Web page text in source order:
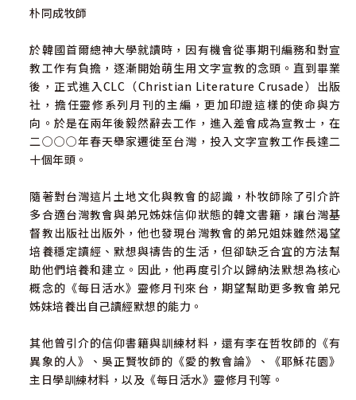
朴同成牧師
於韓國首爾總神大學就讀時，因有機會從事期刊編務和對宣
教工作有負擔，逐漸開始萌生用文字宣教的念頭。直到畢業
後，正式進入CLC（Christian Literature Crusade）出版
社，擔任靈修系列月刊的主編，更加印證這樣的使命與方
向。於是在兩年後毅然辭去工作，進入差會成為宣教士，在
二○○○年春天舉家遷徙至台灣，投入文字宣教工作長達二
十個年頭。
隨著對台灣這片土地文化與教會的認識，朴牧師除了引介許
多合適台灣教會與弟兄姊妹信仰狀態的韓文書籍，讓台灣基
督教出版社出版外，他也發現台灣教會的弟兄姐妹雖然渴望
培養穩定讀經、默想與禱告的生活，但卻缺乏合宜的方法幫
助他們培養和建立。因此，他再度引介以歸納法默想為核心
概念的《每日活水》靈修月刊來台，期望幫助更多教會弟兄
姊妹培養出自己讀經默想的能力。
其他曾引介的信仰書籍與訓練材料，還有李在哲牧師的《有
異象的人》、吳正賢牧師的《愛的教會論》、《耶穌花園》
主日學訓練材料，以及《每日活水》靈修月刊等。